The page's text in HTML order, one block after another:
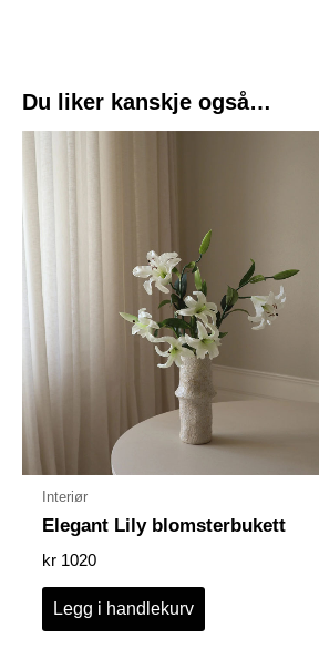
Du liker kanskje også…
Interiør
Elegant Lily blomsterbukett
kr 1020
Legg i handlekurv